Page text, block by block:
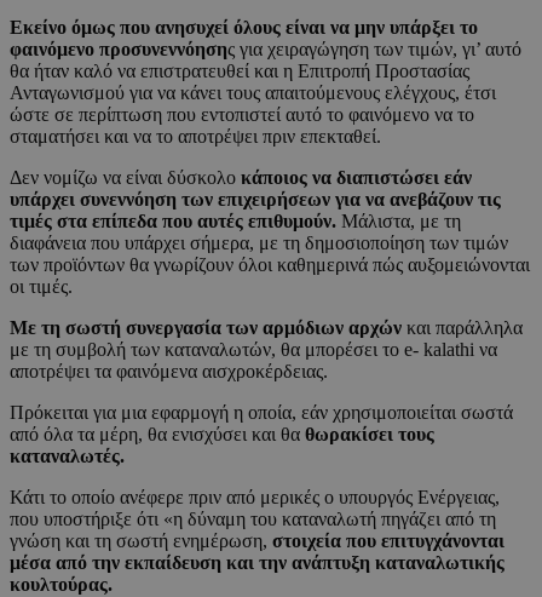
Εκείνο όμως που ανησυχεί όλους είναι να μην υπάρξει το
φαινόμενο προσυνεννόησης για χειραγώγηση των τιμών, γι’ αυτό
θα ήταν καλό να επιστρατευθεί και η Επιτροπή Προστασίας
Ανταγωνισμού για να κάνει τους απαιτούμενους ελέγχους, έτσι
ώστε σε περίπτωση που εντοπιστεί αυτό το φαινόμενο να το
σταματήσει και να το αποτρέψει πριν επεκταθεί.
Δεν νομίζω να είναι δύσκολο κάποιος να διαπιστώσει εάν
υπάρχει συνεννόηση των επιχειρήσεων για να ανεβάζουν τις
τιμές στα επίπεδα που αυτές επιθυμούν. Μάλιστα, με τη
διαφάνεια που υπάρχει σήμερα, με τη δημοσιοποίηση των τιμών
των προϊόντων θα γνωρίζουν όλοι καθημερινά πώς αυξομειώνονται
οι τιμές.
Με τη σωστή συνεργασία των αρμόδιων αρχών και παράλληλα
με τη συμβολή των καταναλωτών, θα μπορέσει το e- kalathi να
αποτρέψει τα φαινόμενα αισχροκέρδειας.
Πρόκειται για μια εφαρμογή η οποία, εάν χρησιμοποιείται σωστά
από όλα τα μέρη, θα ενισχύσει και θα θωρακίσει τους
καταναλωτές.
Κάτι το οποίο ανέφερε πριν από μερικές ο υπουργός Ενέργειας,
που υποστήριξε ότι «η δύναμη του καταναλωτή πηγάζει από τη
γνώση και τη σωστή ενημέρωση, στοιχεία που επιτυγχάνονται
μέσα από την εκπαίδευση και την ανάπτυξη καταναλωτικής
κουλτούρας.